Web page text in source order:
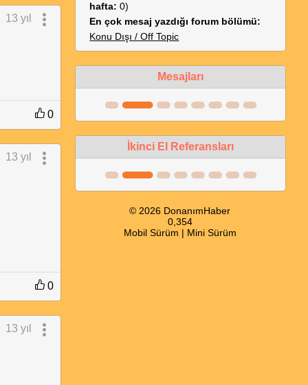
13 yıl
0
13 yıl
0
13 yıl
hafta: 0)
En çok mesaj yazdığı forum bölümü:
Konu Dışı / Off Topic
Mesajları
İkinci El Referansları
© 2026 DonanımHaber
0,354
Mobil Sürüm | Mini Sürüm